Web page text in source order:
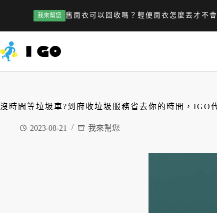
我來幫您 舊雨衣可以回收嗎？輕便雨衣怎麼丟才不
沒時間等垃圾車?到府收垃圾服務省去你的時間，IGO
2023-08-21 我來幫您